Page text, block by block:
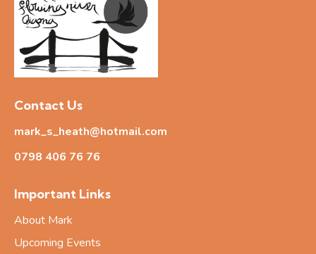
Contact Us
mark_s_heath@hotmail.com
0798 406 76 76
Important Links
About Mark
Upcoming Events